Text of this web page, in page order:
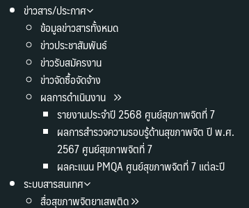
ข่าวสาร/ประกาศ
ข้อมูลข่าวสารทั้งหมด
ข่าวประชาสัมพันธ์
ข่าวรับสมัครงาน
ข่าวจัดซื้อจัดจ้าง
ผลการดำเนินงาน
รายงานประจำปี 2568 ศูนย์สุขภาพจิตที่ 7
ผลการสำรวจความรอบรู้ด้านสุขภาพจิต ปี พ.ศ.
2567 ศูนย์สุขภาพจิตที่ 7
ผลคะแนน PMQA ศูนย์สุขภาพจิตที่ 7 แต่ละปี
ระบบสารสนเทศ
สื่อสุขภาพจิตยาเสพติด